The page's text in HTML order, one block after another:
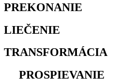
PREKONANIE
LIEČENIE
TRANSFORMÁCIA
PROSPIEVANIE